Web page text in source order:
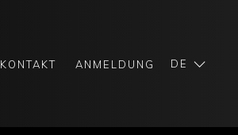
KONTAKT ANMELDUNG DE